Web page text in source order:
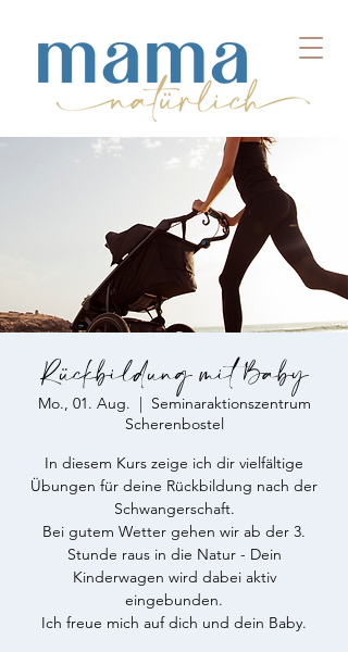
Rückbildung mit Baby
Mo., 01. Aug.
  |
Seminaraktionszentrum
Scherenbostel
In diesem Kurs zeige ich dir vielfältige
Übungen für deine Rückbildung nach der
Schwangerschaft.
Bei gutem Wetter gehen wir ab der 3.
Stunde raus in die Natur - Dein
Kinderwagen wird dabei aktiv
eingebunden.
Ich freue mich auf dich und dein Baby.